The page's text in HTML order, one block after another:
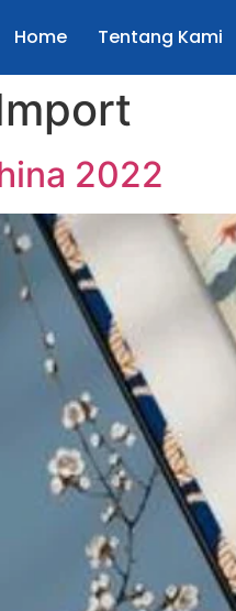
Home Tentang Kami
2022